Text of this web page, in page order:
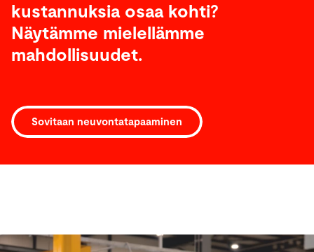
kustannuksia osaa kohti?
Näytämme mielellämme
mahdollisuudet.
Sovitaan neuvontatapaaminen